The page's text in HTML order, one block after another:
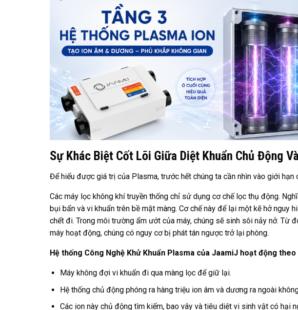
Sự Khác Biệt Cốt Lõi Giữa Diệt Khuẩn Chủ Động
Để hiểu được giá trị của Plasma, trước hết chúng ta cần nhìn vào giới
Các máy lọc không khí truyền thống chỉ sử dụng cơ chế lọc thụ động.
bụi bẩn và vi khuẩn trên bề mặt màng. Cơ chế này để lại một kẽ hở nguy
chết đi. Trong môi trường ẩm ướt của máy, chúng sẽ sinh sôi nảy nở. Từ
máy hoạt động, chúng có nguy cơ bị phát tán ngược trở lại phòng.
Hệ thống Công Nghệ Khử Khuẩn Plasma của JaamiJ hoạt động
Máy không đợi vi khuẩn đi qua màng lọc để giữ lại.
Hệ thống chủ động phóng ra hàng triệu ion âm và dương ra ngoài
Các ion này chủ động tìm kiếm, bao vây và tiêu diệt vi sinh vật có hại